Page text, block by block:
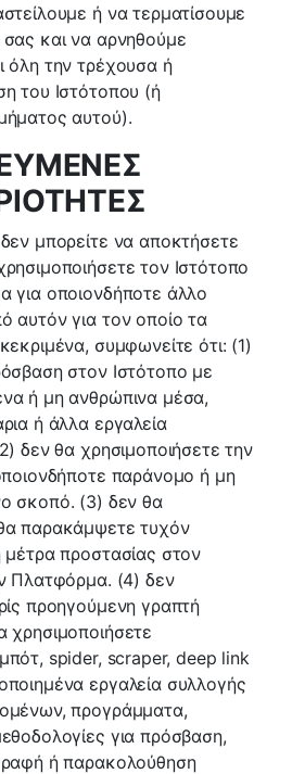
ή να τερματίσουμε
και να αρνηθούμε
όλη την τρέχουσα ή
του Ιστότοπου (ή
αυτού).
μπορείτε να αποκτήσετε
τον Ιστότοπο
για οποιονδήποτε άλλο
αυτόν για τον οποίο τα
συμφωνείτε ότι: (1)
στον Ιστότοπο με
ή μη ανθρώπινα μέσα,
ή άλλα εργαλεία
δεν θα χρησιμοποιήσετε την
παράνομο ή μη
σκοπό. (3) δεν θα
παρακάμψετε τυχόν
μέτρα προστασίας στον
Πλατφόρμα. (4) δεν
προηγούμενη γραπτή
χρησιμοποιήσετε
spider, scraper, deep link
εργαλεία συλλογής
προγράμματα,
για πρόσβαση,
ή παρακολούθηση